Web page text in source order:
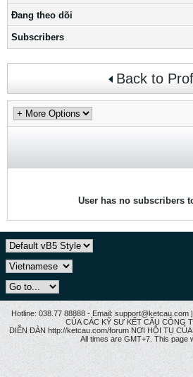
Ðang theo dõi
Subscribers
Back to
User has no subscribers
Hotline: 038.77 88888 - Email: support@ketcau.com
CỦA CÁC KỸ SƯ KẾT CẤU CÔNG
DIỄN ĐÀN http://ketcau.com/forum NƠI HỘI TỤ
All times are GMT+7. This page